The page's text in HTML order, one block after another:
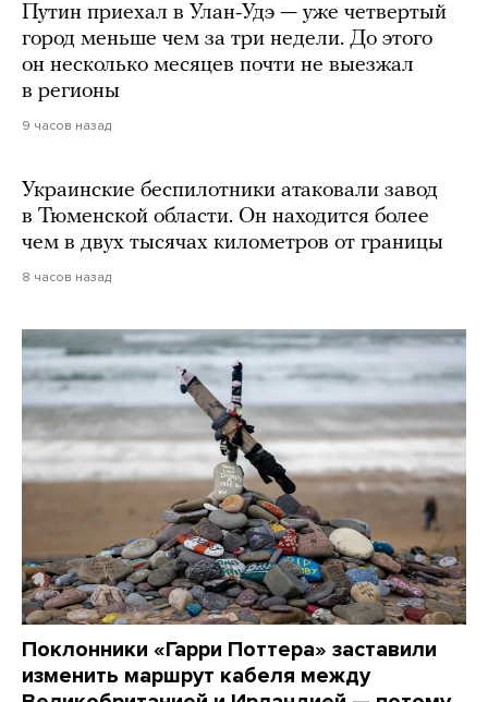
Путин приехал в Улан-Удэ — уже четвертый
город меньше чем за три недели. До этого
он несколько месяцев почти не выезжал
в регионы
9 часов назад
Украинские беспилотники атаковали завод
в Тюменской области. Он находится более
чем в двух тысячах километров от границы
8 часов назад
Поклонники «Гарри Поттера» заставили
изменить маршрут кабеля между